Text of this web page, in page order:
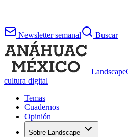
Newsletter semanal Buscar
Landscape
cultura digital
Temas
Cuadernos
Opinión
Sobre Landscape